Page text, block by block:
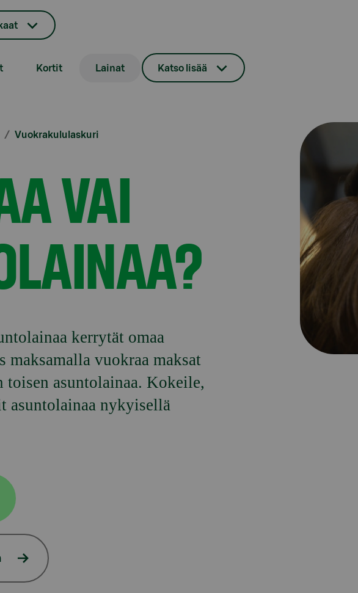
Kortit Lainat Katso lisää
Vuokrakululaskuri
VAI
kerrytät omaa
maksamalla vuokraa maksat
asuntolainaa. Kokeile,
asuntolainaa nykyisellä